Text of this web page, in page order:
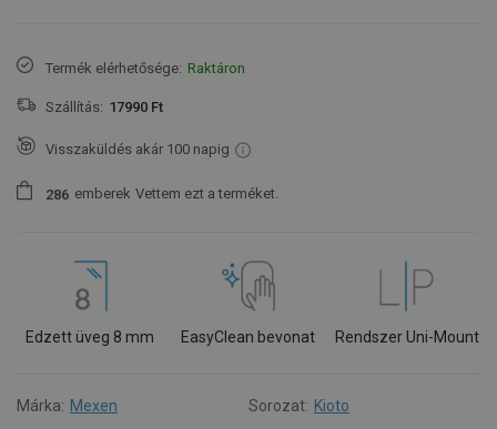
Termék elérhetősége: Raktáron
Szállítás: 17990 Ft
Visszaküldés akár 100 napig
286 emberek Vettem ezt a terméket.
Edzett üveg 8 mm EasyClean bevonat Rendszer Uni-Mount
Márka: Mexen Sorozat: Kioto